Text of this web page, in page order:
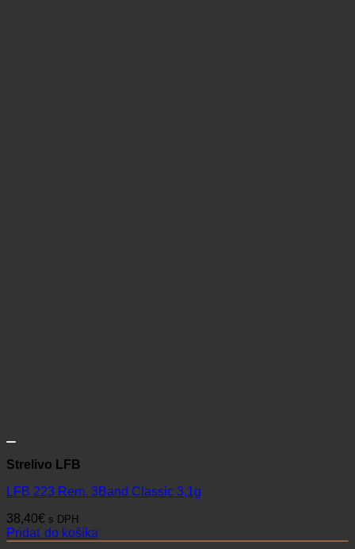
Strelivo LFB
LFB 223 Rem. 3Band Classic 3,1g
38,40€ s DPH
Pridať do košíka